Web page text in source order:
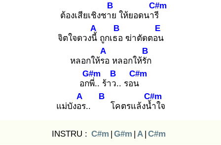
ต้องเสียเชิงชาย
B
ให้ยอดนารี
C#m
จิตใจดวงนี้
A
ถูกเธอ
B
ฆ่าตัดตอน
E
หลอกให้รอ
A
หลอกให้รัก
B
อกพี่
G#m
.. ร้าว.
B
. รอน
C#m
แม่บังอร
A
..
B
โคตรแล้งน้ำ
C#m
ใจ
INSTRU : C#m | G#m | A | C#m